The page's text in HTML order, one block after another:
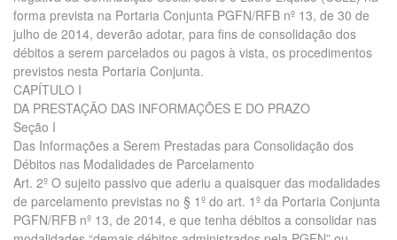
forma prevista na Portaria Conjunta PGFN/RFB nº 13, de 30 de
julho de 2014, deverão adotar, para fins de consolidação dos
débitos a serem parcelados ou pagos à vista, os procedimentos
previstos nesta Portaria Conjunta.
CAPÍTULO I
DA PRESTAÇÃO DAS INFORMAÇÕES E DO PRAZO
Seção I
Das Informações a Serem Prestadas para Consolidação dos
Débitos nas Modalidades de Parcelamento
Art. 2º O sujeito passivo que aderiu a quaisquer das modalidades
de parcelamento previstas no § 1º do art. 1º da Portaria Conjunta
PGFN/RFB nº 13, de 2014, e que tenha débitos a consolidar nas